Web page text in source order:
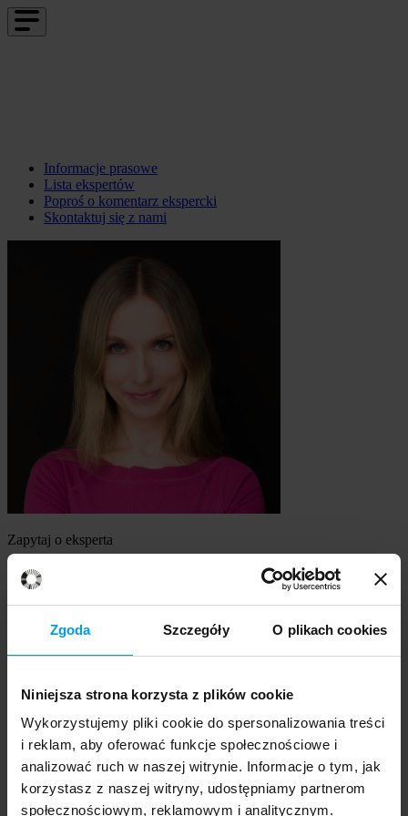
Zgoda Szczegóły O plikach cookies
Niniejsza strona korzysta z plików cookie
Wykorzystujemy pliki cookie do spersonalizowania treści
i reklam, aby oferować funkcje społecznościowe i
analizować ruch w naszej witrynie. Informacje o tym, jak
korzystasz z naszej witryny, udostępniamy partnerom
społecznościowym, reklamowym i analitycznym.
Informacje prasowe
Lista ekspertów
Poproś o komentarz ekspercki
Skontaktuj się z nami
Zapytaj o eksperta
dr, prof. Uniwersytetu SWPS Anna Ziółkowska
Szukasz eksperta
Wybierz temat
Ekspert
Wybierz formę kontaktu
udzielenie wywiadu
komentarz do artykułu
udział w audycji radiowej na żywo
udział w nagraniu audycji radiowej
udział w audycji telewizyjnej na żywo